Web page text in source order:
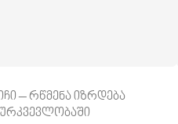
– რწმენა იზრდება